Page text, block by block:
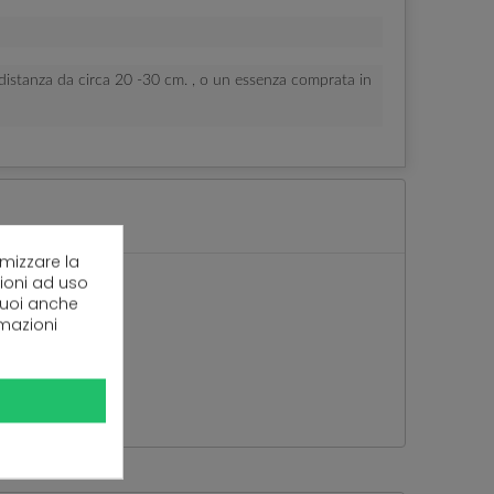
da circa 20 -30 cm. , o un essenza comprata in
la
ad uso
anche